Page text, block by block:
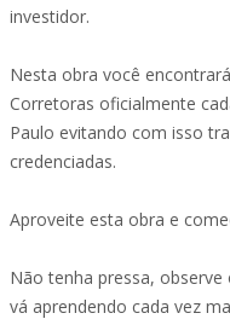
investidor.
Nesta obra você
Corretoras oficialmente
Paulo evitando com isso
credenciadas.
Aproveite esta obra e
Não tenha pressa,
vá aprendendo cada vez